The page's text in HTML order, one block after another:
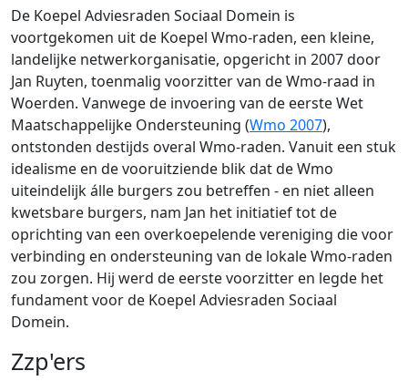
De Koepel Adviesraden Sociaal Domein is
voortgekomen uit de Koepel Wmo-raden, een kleine,
landelijke netwerkorganisatie, opgericht in 2007 door
Jan Ruyten, toenmalig voorzitter van de Wmo-raad in
Woerden. Vanwege de invoering van de eerste Wet
Maatschappelijke Ondersteuning (Wmo 2007),
ontstonden destijds overal Wmo-raden. Vanuit een stuk
idealisme en de vooruitziende blik dat de Wmo
uiteindelijk álle burgers zou betreffen - en niet alleen
kwetsbare burgers, nam Jan het initiatief tot de
oprichting van een overkoepelende vereniging die voor
verbinding en ondersteuning van de lokale Wmo-raden
zou zorgen. Hij werd de eerste voorzitter en legde het
fundament voor de Koepel Adviesraden Sociaal
Domein.
Zzp'ers